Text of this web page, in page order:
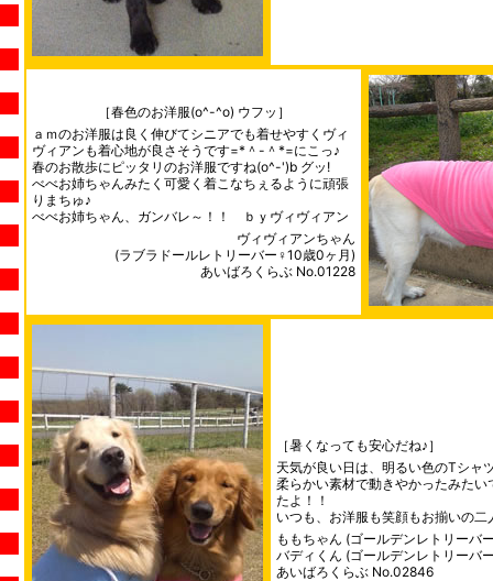
［春色のお洋服(o^-^o) ウフッ］
ａｍのお洋服は良く伸びてシニアでも着せやすくヴィ
ヴィアンも着心地が良さそうです=*＾-＾*=にこっ♪
春のお散歩にピッタリのお洋服ですね(o^-')b グッ!
べべお姉ちゃんみたく可愛く着こなちぇるように頑張
りまちゅ♪
べべお姉ちゃん、ガンバレ～！！ ｂｙヴィヴィアン
ヴィヴィアンちゃん
(ラブラドールレトリーバー♀10歳0ヶ月)
あいばろくらぶ No.01228
［暑くなっても安心だね♪］
天気が良い日は、明るい色のTシャ
柔らかい素材で動きやかったみた
たよ！！
いつも、お洋服も笑顔もお揃いの二
ももちゃん (ゴールデンレトリーバ
バディくん (ゴールデンレトリーバ
あいばろくらぶ No.02846